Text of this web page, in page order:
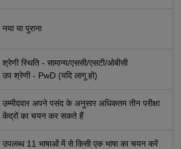
नया या पुराना
श्रेणी स्थिति - सामान्य/एससी/एसटी/ओबीसी
उप श्रेणी - PwD (यदि लागू हो)
उम्मीदवार अपने पसंद के अनुसार अधिकतम तीन परीक्षा
केंद्रों का चयन कर सकते हैं
उपलब्ध 11 भाषाओं में से किसी एक भाषा का चयन करें